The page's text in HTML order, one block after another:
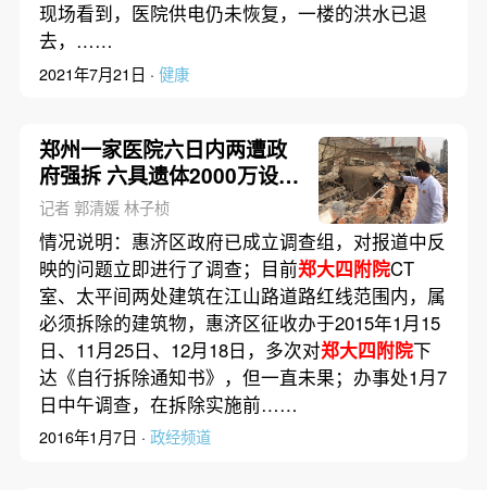
现场看到，医院供电仍未恢复，一楼的洪水已退
去，……
2021年7月21日 · 健康
郑州一家医院六日内两遭政
府强拆 六具遗体2000万设备
受损
记者 郭清媛 林子桢
情况说明：惠济区政府已成立调查组，对报道中反
映的问题立即进行了调查；目前郑大四附院CT
室、太平间两处建筑在江山路道路红线范围内，属
必须拆除的建筑物，惠济区征收办于2015年1月15
日、11月25日、12月18日，多次对郑大四附院下
达《自行拆除通知书》，但一直未果；办事处1月7
日中午调查，在拆除实施前……
2016年1月7日 · 政经频道